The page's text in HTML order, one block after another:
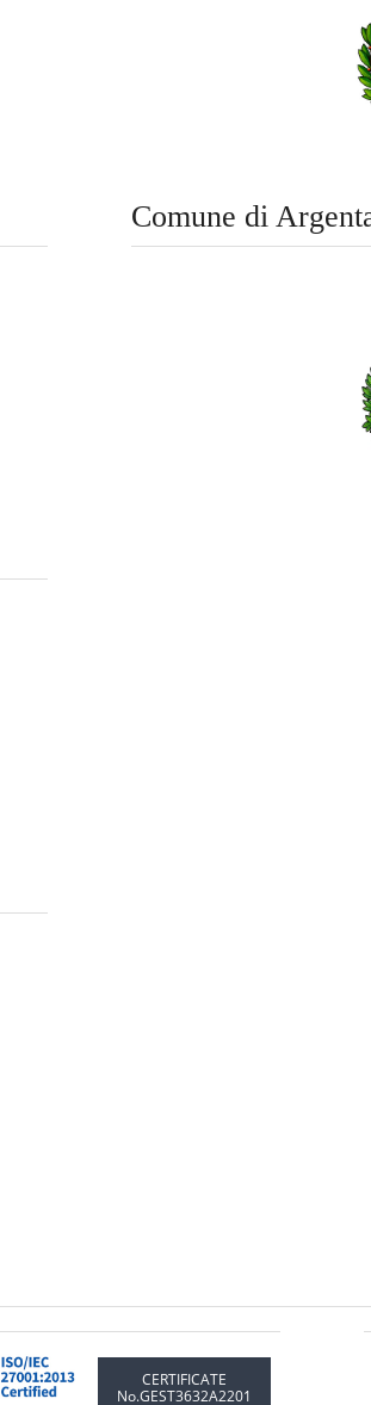
Comune di
CERTIFICATE
No.GEST3632A2201